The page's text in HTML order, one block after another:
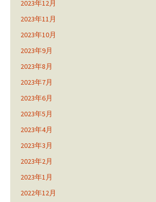
2023年12月
2023年11月
2023年10月
2023年9月
2023年8月
2023年7月
2023年6月
2023年5月
2023年4月
2023年3月
2023年2月
2023年1月
2022年12月